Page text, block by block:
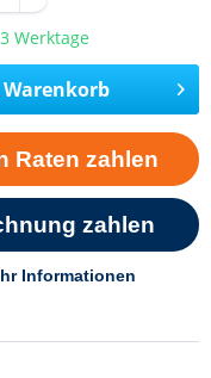
Werktage
Warenkorb